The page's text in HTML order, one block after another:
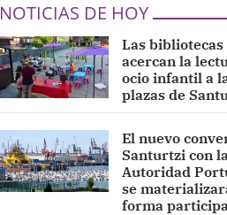
NOTICIAS DE HOY
Las bibliotecas
acercan la
ocio infantil a
plazas de
El nuevo
Santurtzi con
Autoridad
se
forma